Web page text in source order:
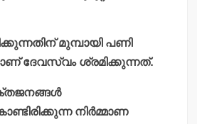
മുമ്പായി പണി
ദേവസ്വം ശ്രമിക്കുന്നത്.
നിര്‍മ്മാണ